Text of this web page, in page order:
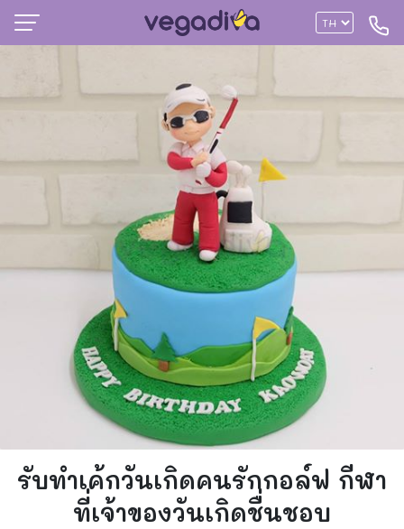
รับทำเค้กวันเกิดคนรักกอล์ฟ กีฬา
ที่เจ้าของวันเกิดชื่นชอบ